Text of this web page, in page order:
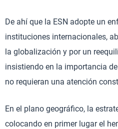
De ahí que la ESN adopte un
instituciones internacionales,
la globalización y por un
insistiendo en la importancia
no requieran una atención
En el plano geográfico, la
colocando en primer lugar el